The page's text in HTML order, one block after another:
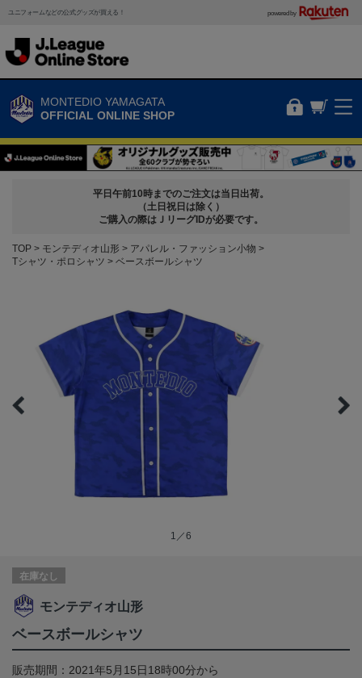
ユニフォームなどの公式グッズが買える！ powered by
MONTEDIO YAMAGATA
OFFICIAL ONLINE SHOP
平日午前10時までのご注文は当日出荷。
（土日祝日は除く）
ご購入の際はＪリーグIDが必要です。
TOP モンテディオ山形
アパレル・ファッション小物
Tシャツ・ポロシャツ
ベースボールシャツ
1／6
在庫なし
モンテディオ山形
ベースボールシャツ
販売期間：2021年5月15日18時00分から